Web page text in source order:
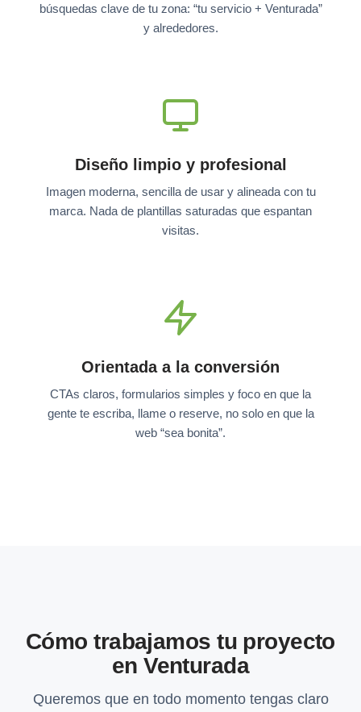
búsquedas clave de tu zona: “tu servicio + Venturada”
y alrededores.
Diseño limpio y profesional
Imagen moderna, sencilla de usar y alineada con tu
marca. Nada de plantillas saturadas que espantan
visitas.
Orientada a la conversión
CTAs claros, formularios simples y foco en que la
gente te escriba, llame o reserve, no solo en que la
web “sea bonita”.
Cómo trabajamos tu proyecto
en Venturada
Queremos que en todo momento tengas claro